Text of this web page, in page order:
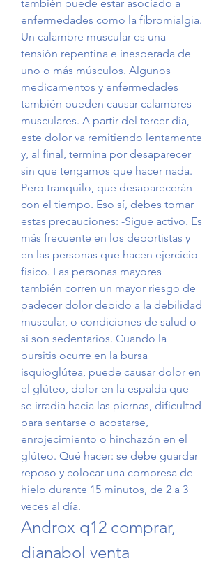
también puede estar asociado a
enfermedades como la fibromialgia.
Un calambre muscular es una
tensión repentina e inesperada de
uno o más músculos. Algunos
medicamentos y enfermedades
también pueden causar calambres
musculares. A partir del tercer día,
este dolor va remitiendo lentamente
y, al final, termina por desaparecer
sin que tengamos que hacer nada.
Pero tranquilo, que desaparecerán
con el tiempo. Eso sí, debes tomar
estas precauciones: -Sigue activo. Es
más frecuente en los deportistas y
en las personas que hacen ejercicio
físico. Las personas mayores
también corren un mayor riesgo de
padecer dolor debido a la debilidad
muscular, o condiciones de salud o
si son sedentarios. Cuando la
bursitis ocurre en la bursa
isquioglútea, puede causar dolor en
el glúteo, dolor en la espalda que
se irradia hacia las piernas, dificultad
para sentarse o acostarse,
enrojecimiento o hinchazón en el
glúteo. Qué hacer: se debe guardar
reposo y colocar una compresa de
hielo durante 15 minutos, de 2 a 3
veces al día.
Androx q12 comprar,
dianabol venta